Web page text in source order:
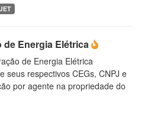
de Energia Elétrica
de Energia Elétrica
seus respectivos CEGs, CNPJ e
por agente na propriedade do